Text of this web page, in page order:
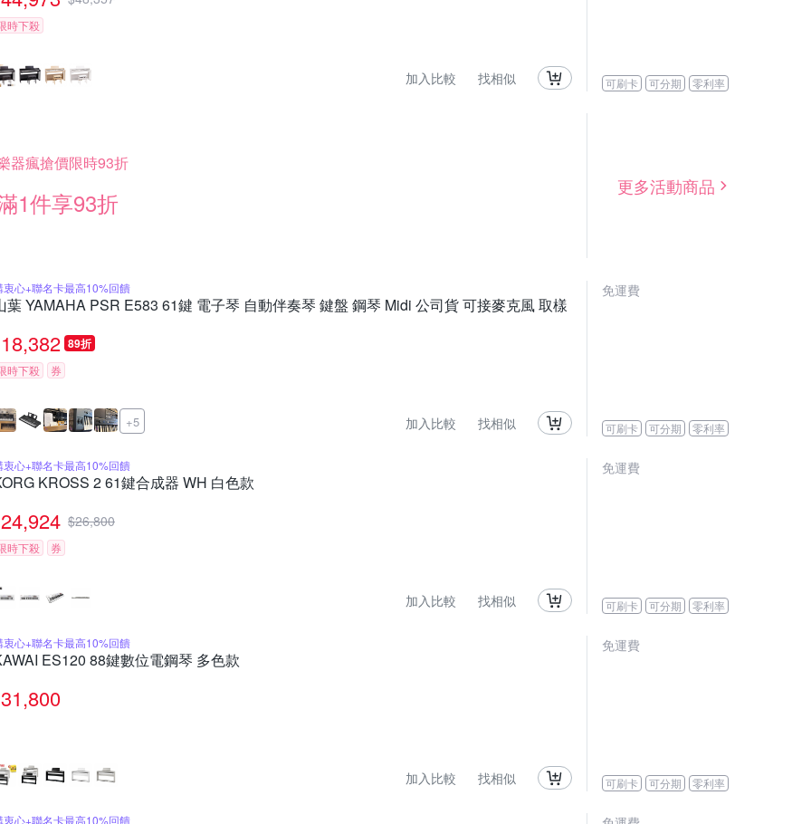
時下殺
加入比較 找相似 可刷卡 可分期 零利率
器瘋搶價限時93折
1件享93折
更多活動商品
衷心+聯名卡最高10%回饋
葉 YAMAHA PSR E583 61鍵 電子琴 自動伴奏琴 鍵盤 鋼琴 Midi 公司貨 可接麥克風 取樣
18,382 89折
時下殺 券
+5 加入比較 找相似
免運費
可刷卡 可分期 零利率
衷心+聯名卡最高10%回饋
KROSS 2 61鍵合成器 WH 白色款
24,924 $26,800
時下殺 券
加入比較 找相似
免運費
可刷卡 可分期 零利率
衷心+聯名卡最高10%回饋
ES120 88鍵數位電鋼琴 多色款
31,800
加入比較 找相似
免運費
可刷卡 可分期 零利率
衷心+聯名卡最高10%回饋